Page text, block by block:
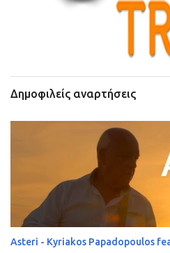
Δημοφιλείς αναρτήσεις
Asteri - Kyriakos Papadopoulos